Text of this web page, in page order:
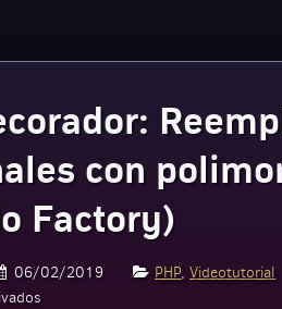
con
Factory)
06/02/2019 PHP,Videotutorial